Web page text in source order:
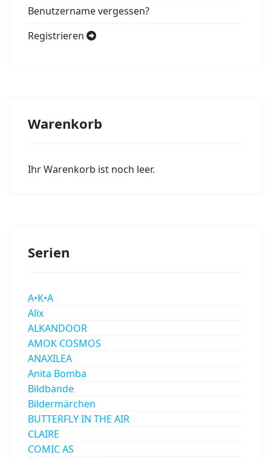
Benutzername vergessen?
Registrieren
Warenkorb
Ihr Warenkorb ist noch leer.
Serien
A•K•A
Alix
ALKANDOOR
AMOK COSMOS
ANAXILEA
Anita Bomba
Bildbände
Bildermärchen
BUTTERFLY IN THE AIR
CLAIRE
COMIC AS